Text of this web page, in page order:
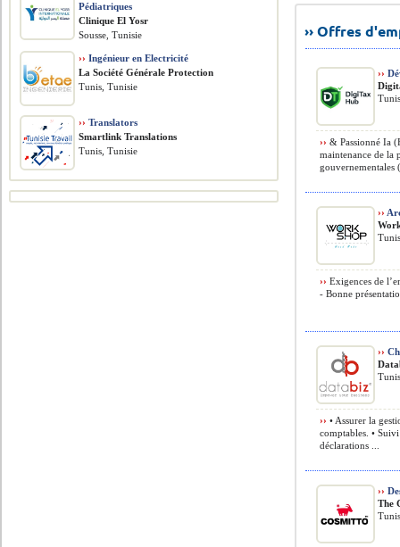
›› Offres
››
›› & Passionné Ia
maintenance de la
››
›› Exigences de
- Bonne
››
›› • Assurer la
comptables. •
déclarations ...
››
The
Pédiatriques
Clinique El Yosr
Sousse, Tunisie
›› Ingénieur en Electricité
La Société Générale Protection
Tunis, Tunisie
›› Translators
Smartlink Translations
Tunis, Tunisie